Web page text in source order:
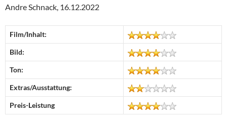
Andre Schnack, 16.12.2022
Film/Inhalt:
Bild:
Ton:
Extras/Ausstattung:
Preis-Leistung